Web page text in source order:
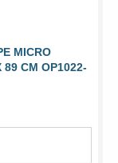
MICRO
89 CM OP1022-